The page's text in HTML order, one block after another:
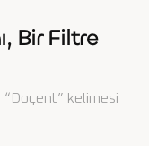
Bir Filtre
“Doçent” kelimesi